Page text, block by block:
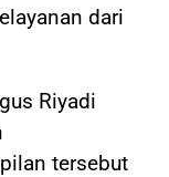
dari
Riyadi
tersebut